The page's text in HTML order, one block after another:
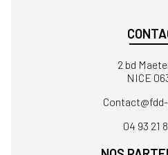
2 bd
NICE
Contact
04 93 21